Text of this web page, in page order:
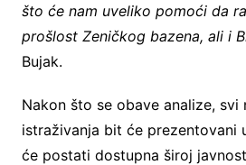
što će nam uveliko pomoći da
prošlost Zeničkog bazena, ali i
Bujak.
Nakon što se obave analize, svi
istraživanja bit će prezentovani
će postati dostupna široj